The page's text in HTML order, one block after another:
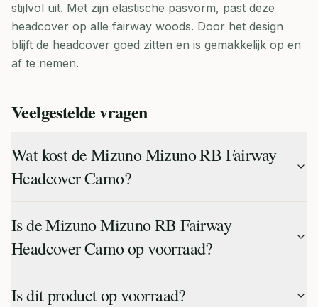
stijlvol uit. Met zijn elastische pasvorm, past deze
headcover op alle fairway woods. Door het design
blijft de headcover goed zitten en is gemakkelijk op en
af te nemen.
Veelgestelde vragen
Wat kost de Mizuno Mizuno RB Fairway
Headcover Camo?
Is de Mizuno Mizuno RB Fairway
Headcover Camo op voorraad?
Is dit product op voorraad?